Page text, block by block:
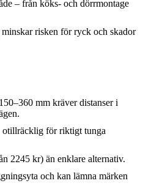
– från köks- och dörrmontage
risken för ryck och skador
mm kräver distanser i
otillräcklig för riktigt tunga
2245 kr) än enklare alternativ.
och kan lämna märken